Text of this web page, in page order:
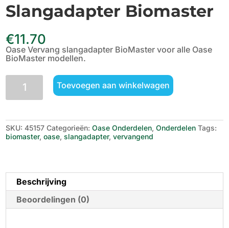
Slangadapter Biomaster
€11.70
Oase Vervang slangadapter BioMaster voor alle Oase
BioMaster modellen.
Oase
Vervangende
Slangadapter
Toevoegen aan winkelwagen
SKU:45157 Categorieën:Oase Onderdelen,Onderdelen Tags:
biomaster,oase,slangadapter,vervangend
Beschrijving
Beoordelingen (0)